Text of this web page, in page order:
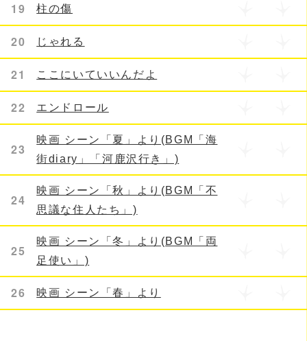
19 柱の傷
20 じゃれる
21 ここにいていいんだよ
22 エンドロール
23
映画 シーン「夏」より(BGM「海
街diary」「河鹿沢行き」)
24
映画 シーン「秋」より(BGM「不
思議な住人たち」)
25
映画 シーン「冬」より(BGM「両
足使い」)
26 映画 シーン「春」より